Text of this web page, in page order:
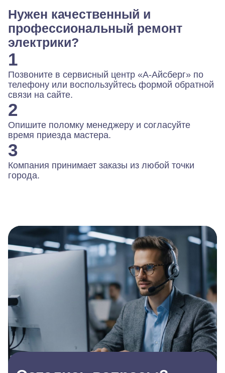
Нужен качественный и
профессиональный ремонт
электрики?
1
Позвоните в сервисный центр «А-Айсберг» по
телефону или воспользуйтесь формой обратной
связи на сайте.
2
Опишите поломку менеджеру и согласуйте
время приезда мастера.
3
Компания принимает заказы из любой точки
города.